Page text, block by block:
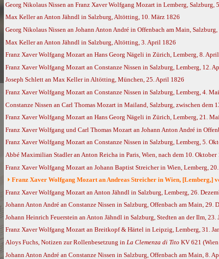
Georg Nikolaus Nissen an Franz Xaver Wolfgang Mozart in Lemberg, Salzburg,
Max Keller an Anton Jähndl in Salzburg, Altötting, 10. März 1826
Georg Nikolaus Nissen an Johann Anton André in Offenbach am Main,
Max Keller an Anton Jähndl in Salzburg, Altötting, 3. April 1826
Franz Xaver Wolfgang Mozart an Hans Georg Nägeli in Zürich, Lemberg, 8.
Franz Xaver Wolfgang Mozart an Constanze Nissen in Salzburg, Lemberg, 12.
Joseph Schlett an Max Keller in Altötting, München, 25. April 1826
Franz Xaver Wolfgang Mozart an Constanze Nissen in Salzburg, Lemberg, 4.
Constanze Nissen an Carl Thomas Mozart in Mailand, Salzburg, zwischen dem
Franz Xaver Wolfgang Mozart an Hans Georg Nägeli in Zürich, Lemberg, 21.
Franz Xaver Wolfgang und Carl Thomas Mozart an Johann Anton André in
Franz Xaver Wolfgang Mozart an Constanze Nissen in Salzburg, Lemberg, 5.
Abbé Maximilian Stadler an Anton Reicha in Paris, Wien, nach dem 10. Oktober
Franz Xaver Wolfgang Mozart an Johann Baptist Streicher in Wien, Lemberg,
Franz Xaver Wolfgang Mozart an Andreas Streicher in Wien, [Lemberg,]
Franz Xaver Wolfgang Mozart an Anton Jähndl in Salzburg, Lemberg, 26.
Johann Anton André an Constanze Nissen in Salzburg, Offenbach am Main, 29.
Johann Heinrich Feuerstein an Anton Jähndl in Salzburg, Stedten an der Ilm, 23.
Franz Xaver Wolfgang Mozart an Breitkopf & Härtel in Leipzig, Lemberg, 31.
Aloys Fuchs, Notizen zur Rollenbesetzung in La Clemenza di Tito KV 621
Johann Anton André an Constanze Nissen in Salzburg, Offenbach am Main, 8.